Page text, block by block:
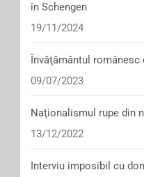
în Schengen
19/11/2024
Învăţământul
09/07/2023
Naţionalismul rupe din
13/12/2022
Interviu imposibil cu